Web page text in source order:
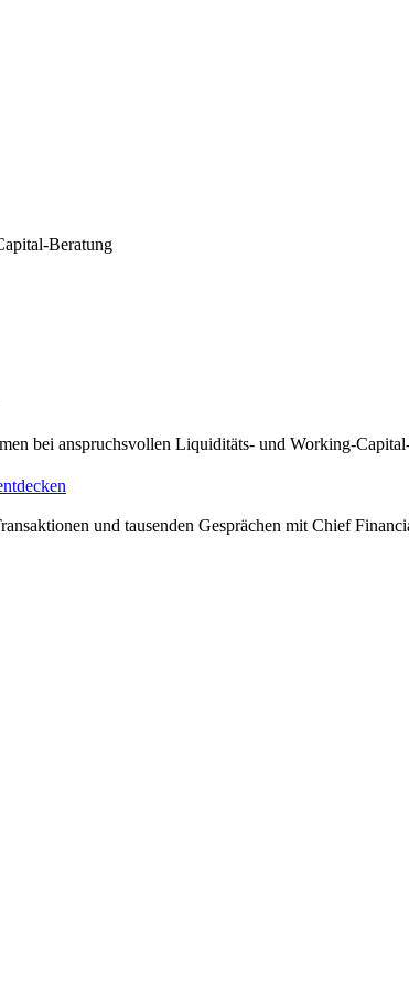
Beratung
bei anspruchsvollen Liquiditäts- und Working-
und tausenden Gesprächen mit Chief